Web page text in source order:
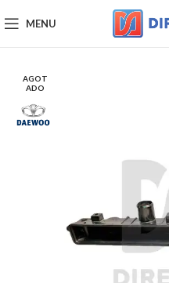
MENU
AGOT
ADO